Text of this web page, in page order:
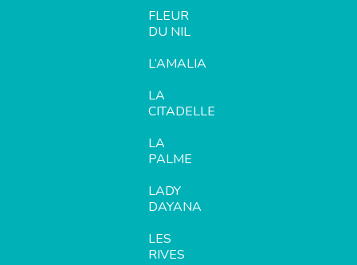
FLEUR
DU NIL
L’AMALIA
LA
CITADELLE
LA
PALME
LADY
DAYANA
LES
RIVES